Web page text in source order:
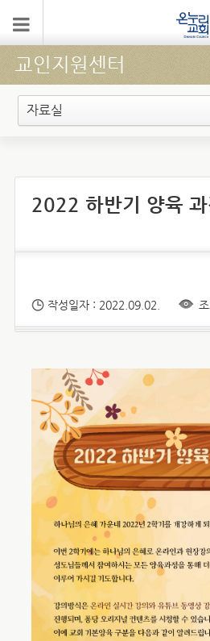
교인지원센터
자료실
2022 하반기 양육 과
작성일자 : 2022.09.02.